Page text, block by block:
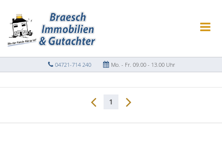
04721-714 240 Mo. - Fr. 09.00 - 13.00 Uhr
1